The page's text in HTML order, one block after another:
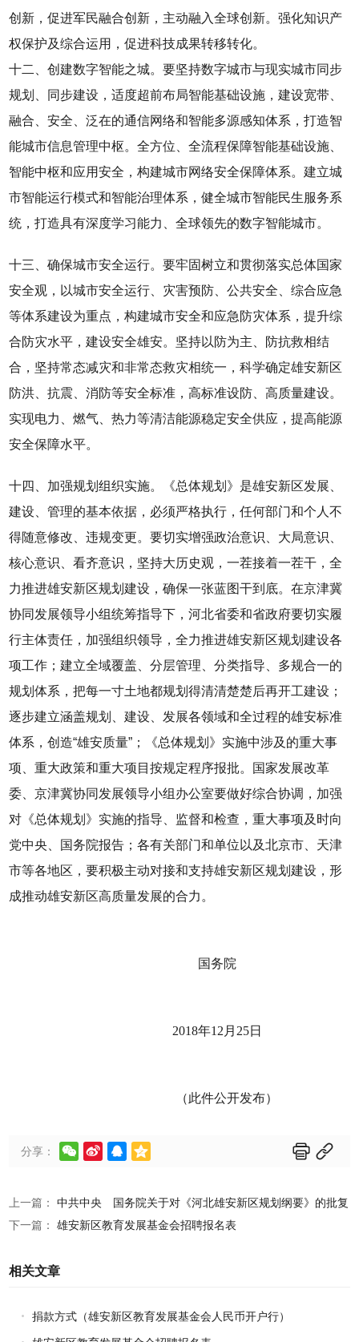
创新，促进军民融合创新，主动融入全球创新。强化知识产
权保护及综合运用，促进科技成果转移转化。
十二、创建数字智能之城。要坚持数字城市与现实城市同步
规划、同步建设，适度超前布局智能基础设施，建设宽带、
融合、安全、泛在的通信网络和智能多源感知体系，打造智
能城市信息管理中枢。全方位、全流程保障智能基础设施、
智能中枢和应用安全，构建城市网络安全保障体系。建立城
市智能运行模式和智能治理体系，健全城市智能民生服务系
统，打造具有深度学习能力、全球领先的数字智能城市。
十三、确保城市安全运行。要牢固树立和贯彻落实总体国家
安全观，以城市安全运行、灾害预防、公共安全、综合应急
等体系建设为重点，构建城市安全和应急防灾体系，提升综
合防灾水平，建设安全雄安。坚持以防为主、防抗救相结
合，坚持常态减灾和非常态救灾相统一，科学确定雄安新区
防洪、抗震、消防等安全标准，高标准设防、高质量建设。
实现电力、燃气、热力等清洁能源稳定安全供应，提高能源
安全保障水平。
十四、加强规划组织实施。《总体规划》是雄安新区发展、
建设、管理的基本依据，必须严格执行，任何部门和个人不
得随意修改、违规变更。要切实增强政治意识、大局意识、
核心意识、看齐意识，坚持大历史观，一茬接着一茬干，全
力推进雄安新区规划建设，确保一张蓝图干到底。在京津冀
协同发展领导小组统筹指导下，河北省委和省政府要切实履
行主体责任，加强组织领导，全力推进雄安新区规划建设各
项工作；建立全域覆盖、分层管理、分类指导、多规合一的
规划体系，把每一寸土地都规划得清清楚楚后再开工建设；
逐步建立涵盖规划、建设、发展各领域和全过程的雄安标准
体系，创造“雄安质量”；《总体规划》实施中涉及的重大事
项、重大政策和重大项目按规定程序报批。国家发展改革
委、京津冀协同发展领导小组办公室要做好综合协调，加强
对《总体规划》实施的指导、监督和检查，重大事项及时向
党中央、国务院报告；各有关部门和单位以及北京市、天津
市等各地区，要积极主动对接和支持雄安新区规划建设，形
成推动雄安新区高质量发展的合力。
国务院
2018年12月25日
（此件公开发布）
分享：      
上一篇：中共中央 国务院关于对《河北雄安新区规划纲要》的批复
下一篇：雄安新区教育发展基金会招聘报名表
相关文章
捐款方式（雄安新区教育发展基金会人民币开户行）